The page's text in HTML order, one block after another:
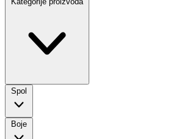
Spol
Boje